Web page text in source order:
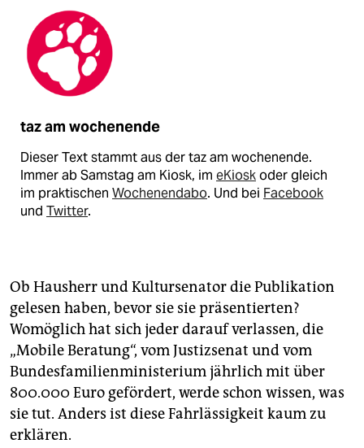
taz am wochenende
Dieser Text stammt aus der taz am wochenende.
Immer ab Samstag am Kiosk, im eKioskoder gleich
im praktischen Wochenendabo. Und bei Facebook
und Twitter.
Ob Hausherr und Kultursenator die Publikation
gelesen haben, bevor sie sie präsentierten?
Womöglich hat sich jeder darauf verlassen, die
„Mobile Beratung“, vom Justizsenat und vom
Bundesfamilienministerium jährlich mit über
800.000 Euro gefördert, werde schon wissen, was
sie tut. Anders ist diese Fahrlässigkeit kaum zu
erklären.